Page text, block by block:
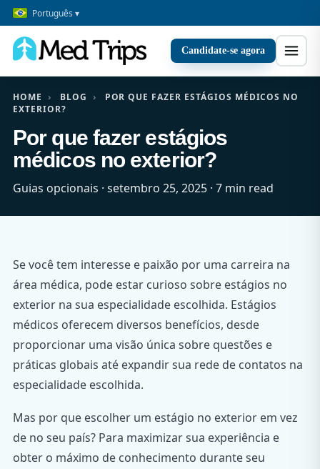
Português ▾
Candidate-se agora
HOME › BLOG ›
POR QUE FAZER ESTÁGIOS MÉDICOS NO
EXTERIOR?
Por que fazer estágios
médicos no exterior?
Guias opcionais · setembro 25, 2025 · 7 min read
Se você tem interesse e paixão por uma carreira na
área médica, pode estar curioso sobre estágios no
exterior na sua especialidade escolhida. Estágios
médicos oferecem diversos benefícios, desde
proporcionar uma visão única sobre questões e
práticas globais até expandir sua rede de contatos na
especialidade escolhida.
Mas por que escolher um estágio no exterior em vez
de no seu país? Para maximizar sua experiência e
obter o máximo de conhecimento durante seu